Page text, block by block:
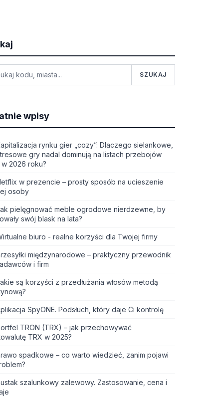
SZUKAJ
wpisy
rynku gier „cozy”: Dlaczego sielankowe,
gry nadal dominują na listach przebojów
2026 roku?
w prezencie – prosty sposób na ucieszenie
osoby
pielęgnować meble ogrodowe nierdzewne, by
swój blask na lata?
biuro - realne korzyści dla Twojej firmy
międzynarodowe – praktyczny przewodnik
i firm
są korzyści z przedłużania włosów metodą
SpyONE. Podsłuch, który daje Ci kontrolę
TRON (TRX) – jak przechowywać
TRX w 2025?
spadkowe – co warto wiedzieć, zanim pojawi
szalunkowy zalewowy. Zastosowanie, cena i